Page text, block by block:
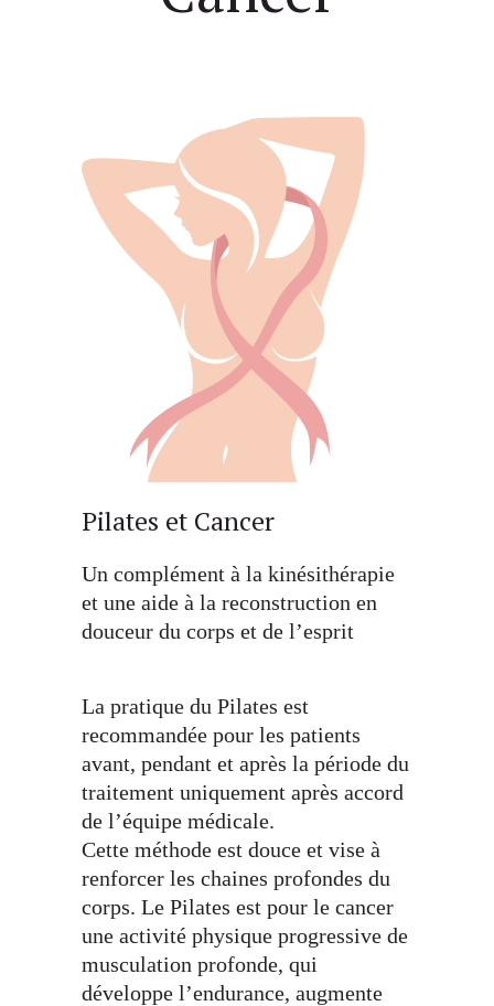
Pilates et Cancer
Un complément à la kinésithérapie
et une aide à la reconstruction en
douceur du corps et de l’esprit
La pratique du Pilates est
recommandée pour les patients
avant, pendant et après la période du
traitement uniquement après accord
de l’équipe médicale.
Cette méthode est douce et vise à
renforcer les chaines profondes du
corps. Le Pilates est pour le cancer
une activité physique progressive de
musculation profonde, qui
développe l’endurance, augmente